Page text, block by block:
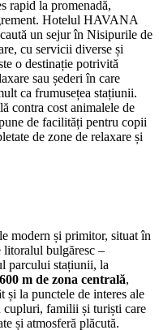
rapid la promenadă,
Hotelul HAVANA
un sejur în Nisipurile de
cu servicii diverse și
o destinație potrivită
sau șederi în care
ca frumusețea stațiunii.
contra cost animalele de
de facilități pentru copii
de zone de relaxare și
modern și primitor, situat în
litoralul bulgăresc –
parcului stațiunii, la
600 m de zona centrală,
și la punctele de interes ale
cupluri, familii și turiști care
și atmosferă plăcută.